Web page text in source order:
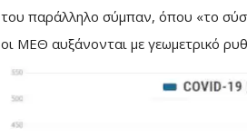
του παράλληλο σύμπαν, όπου «το
οι ΜΕΘ αυξάνονται με γεωμετρικό